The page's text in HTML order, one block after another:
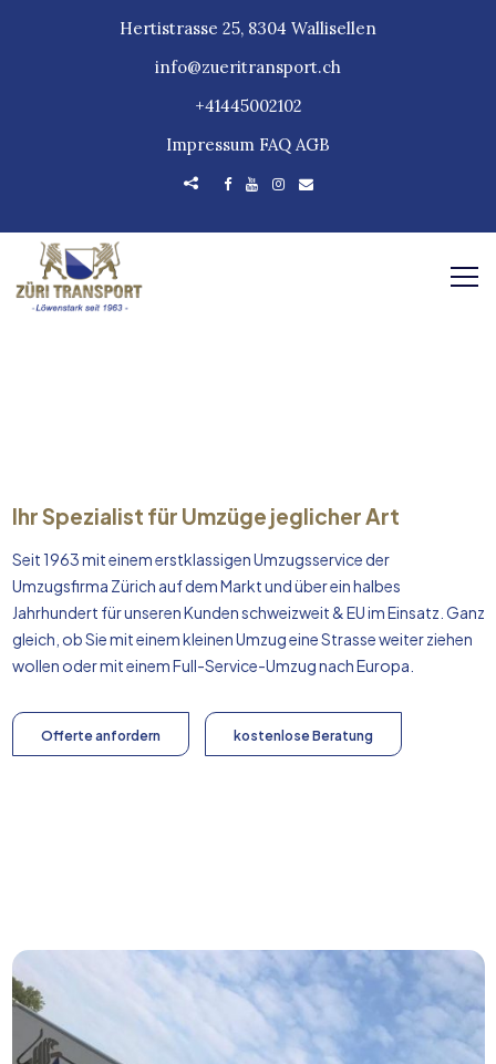
Hertistrasse 25, 8304 Wallisellen
info@zueritransport.ch
+41445002102
Impressum FAQ AGB
Ihr Spezialist für Umzüge jeglicher Art
Seit 1963 mit einem erstklassigen Umzugsservice der
Umzugsfirma Zürich auf dem Markt und über ein halbes
Jahrhundert für unseren Kunden schweizweit & EU im Einsatz. Ganz
gleich, ob Sie mit einem kleinen Umzug eine Strasse weiter ziehen
wollen oder mit einem Full-Service-Umzug nachEuropa
Offerte anfordern kostenlose Beratung